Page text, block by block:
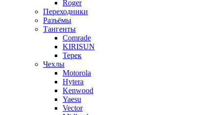
Roger
Переходники
Разъёмы
Тангенты
Comrade
KIRISUN
Терек
Чехлы
Motorola
Hytera
Kenwood
Yaesu
Vector